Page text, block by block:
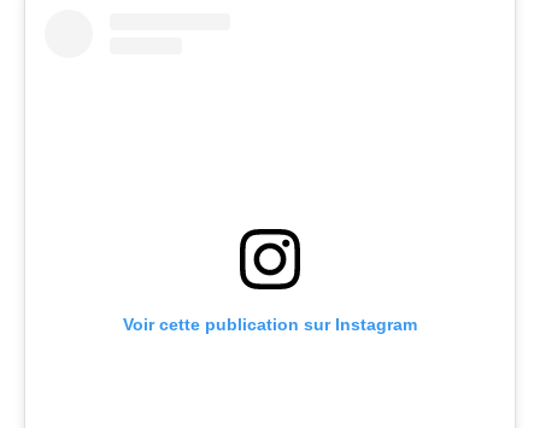
Voir cette publication sur Instagram